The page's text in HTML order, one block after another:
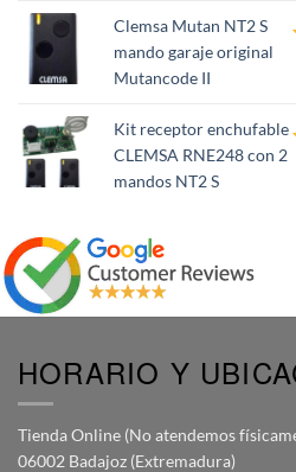
Clemsa Mutan NT2 S
mando garaje original
Mutancode II
Kit receptor enchufable
CLEMSA RNE248 con 2
mandos NT2 S
HORARIO Y
Tienda Online (No atendemos
06002 Badajoz (Extremadura)